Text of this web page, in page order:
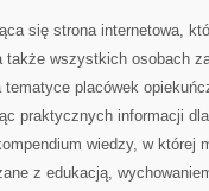
się strona internetowa,
także wszystkich osobach
tematyce placówek
praktycznych informacji
wiedzy, w której
z edukacją,